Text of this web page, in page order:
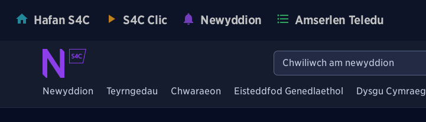
Hafan S4C S4C Clic Newyddion Amserlen Teledu
Newyddion Teyrngedau Chwaraeon Eisteddfod Genedlaethol Dysgu Cymraeg